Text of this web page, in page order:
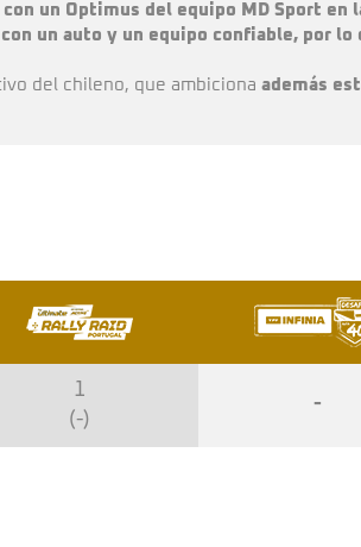
un Optimus del equipo MD Sport
un auto y un equipo confiable, por
del chileno, que ambiciona además
1
(-)
-